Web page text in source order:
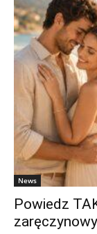
News
Powiedz